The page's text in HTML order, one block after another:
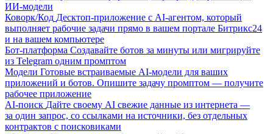
ИИ-модели
Коворк/Код Десктоп-приложение с AI-агентом, который
выполняет рабочие задачи прямо в вашем портале Битрикс24
и на вашем компьютере
Бот-платформа Создавайте ботов за минуты или мигрируйте
из Telegram одним промптом
Модели Готовые встраиваемые AI-модели для ваших
приложений и ботов. Опишите задачу промптом — получите
рабочее приложение
AI-поиск Дайте своему AI свежие данные из интернета —
за один запрос, со ссылками на источники, без отдельных
контрактов с поисковиками